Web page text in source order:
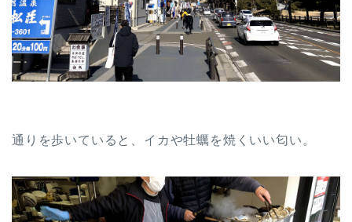
通りを歩いていると、イカや牡蠣を焼くいい匂い。